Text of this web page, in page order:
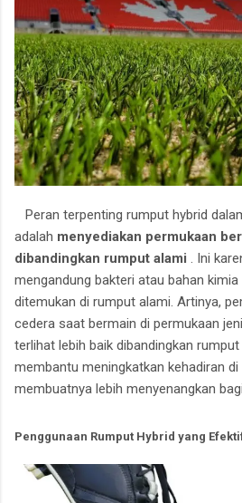
Peran terpenting rumput hybrid
adalah menyediakan permukaan
dibandingkan rumput alami . Ini
mengandung bakteri atau bahan
ditemukan di rumput alami. Artinya,
cedera saat bermain di permukaan
terlihat lebih baik dibandingkan
membantu meningkatkan kehadiran
membuatnya lebih menyenangkan
Penggunaan Rumput Hybrid yang